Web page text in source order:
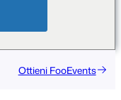
Ottieni FooEvents